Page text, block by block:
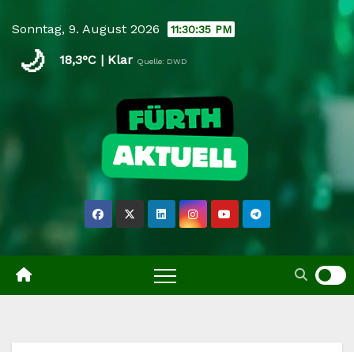
content
Sonntag, 9. August 2026 11:30:35 PM
🌙 18,3°C | Klar Quelle: DWD